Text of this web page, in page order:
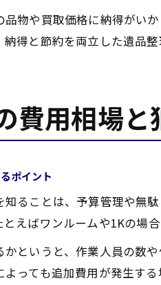
品物や買取価格に納得がい
得と節約を両立した遺品整
費用相場
ポイント
ることは、予算管理や無
えばワンルームや1Kの場
かというと、作業人員の数
っても追加費用が発生す